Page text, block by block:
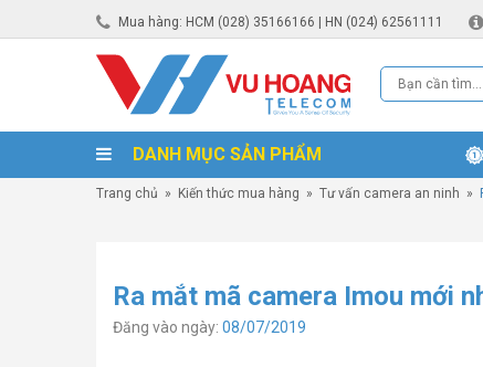
Mua hàng: HCM (028) 35166166 | HN (024) 62561111
DANH MỤC SẢN PHẨM
Trang chủ » Kiến thức mua hàng » Tư vấn camera an ninh »
Ra mắt mã camera Imou mới
Đăng vào ngày: 08/07/2019